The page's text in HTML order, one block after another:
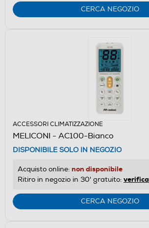
CERCA NEGOZIO
ACCESSORI CLIMATIZZAZIONE
MELICONI - AC100-Bianco
DISPONIBILE SOLO IN NEGOZIO
Acquisto online: non disponibile
Ritiro in negozio in 30' gratuito: verifica
CERCA NEGOZIO